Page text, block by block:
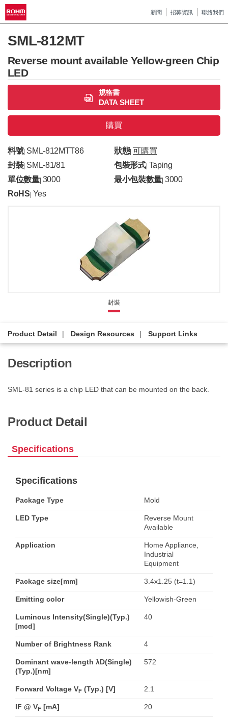
新聞 招募資訊 聯絡我們
SML-812MT
Reverse mount available Yellow-green Chip
LED
規格書
DATA SHEET
購買
料號| SML-812MTT86 狀態| 可購買
封裝| SML-81/81 包裝形式| Taping
單位數量| 3000 最小包裝數量 |3000
RoHS Yes
封裝
Product Detail Design Resources Support Links
Description
SML-81 series is a chip LED that can be mounted on the back.
Product Detail
Specifications
Specifications
Package Type Mold
LED Type
Reverse Mount
Available
Application
Home Appliance,
Industrial
Equipment
Package size[mm] 3.4x1.25 (t=1.1)
Emitting color Yellowish-Green
Luminous Intensity(Single)(Typ.)
[mcd]
40
Number of Brightness Rank 4
Dominant wave-length λD(Single)
(Typ.)[nm]
572
Forward Voltage VF (Typ.) [V] 2.1
IF @ VF [mA] 20